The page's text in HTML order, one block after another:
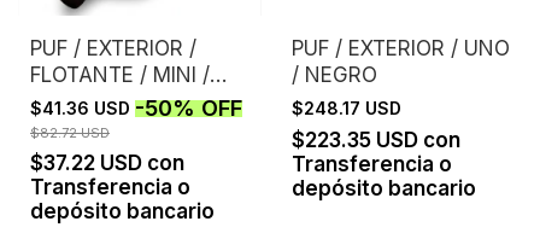
PUF / EXTERIOR /
FLOTANTE / MINI /
ROSA
$41.36 USD -50%OFF
$82.72 USD
$37.22 USD con
Transferencia o
depósito bancario
PUF / EXTERIOR / UNO
/ NEGRO
$248.17 USD
$223.35 USD con
Transferencia o
depósito bancario